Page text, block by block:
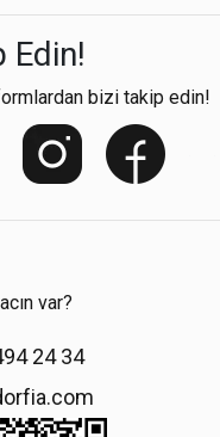
Edin!
bizi takip edin!
var?
24 34